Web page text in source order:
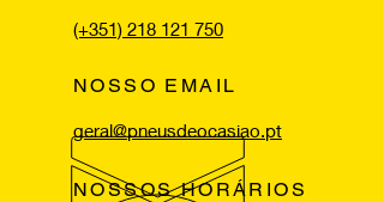
(+351) 218 121 750
NOSSO EMAIL
geral@pneusdeocasiao.pt
NOSSOS HORÁRIOS